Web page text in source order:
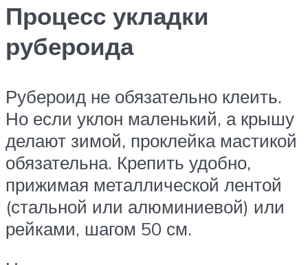
Процесс укладки
рубероида
Рубероид не обязательно клеить.
Но если уклон маленький, а крышу
делают зимой, проклейка мастикой
обязательна. Крепить удобно,
прижимая металлической лентой
(стальной или алюминиевой) или
рейками, шагом 50 см.